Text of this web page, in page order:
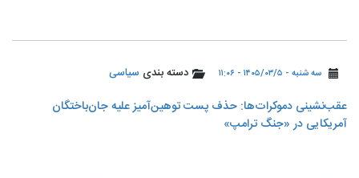
سه شنبه - ۱۴۰۵/۰۳/۵ - ۱۱:۰۶ دسته بندی سیاسی
عقب‌نشینی دموکرات‌ها: حذف پست توهین‌آمیز علیه جان‌باختگان
آمریکایی در «جنگ ترامپ»